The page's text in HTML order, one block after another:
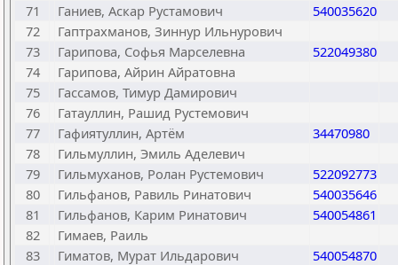
71
Ганиев, Аскар Рустамович
540035620
72
Гаптрахманов, Зиннур Ильнурович
73
Гарипова, Софья Марселевна
522049380
74
Гарипова, Айрин Айратовна
75
Гассамов, Тимур Дамирович
76
Гатауллин, Рашид Рустемович
77
Гафиятуллин, Артём
34470980
78
Гильмуллин, Эмиль Аделевич
79
Гильмуханов, Ролан Рустемович
522092773
80
Гильфанов, Равиль Ринатович
540035646
81
Гильфанов, Карим Ринатович
540054861
82
Гимаев, Раиль
83
Гиматов, Мурат Ильдарович
540054870